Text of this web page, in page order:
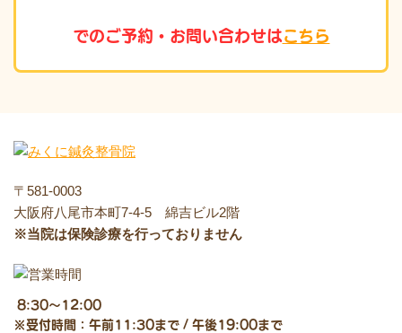
でのご予約・お問い合わせはこちら
〒581-0003
大阪府八尾市本町7-4-5 綿吉ビル2階
※当院は保険診療を行っておりません
8:30～12:00
※受付時間：午前11:30まで / 午後19:00まで